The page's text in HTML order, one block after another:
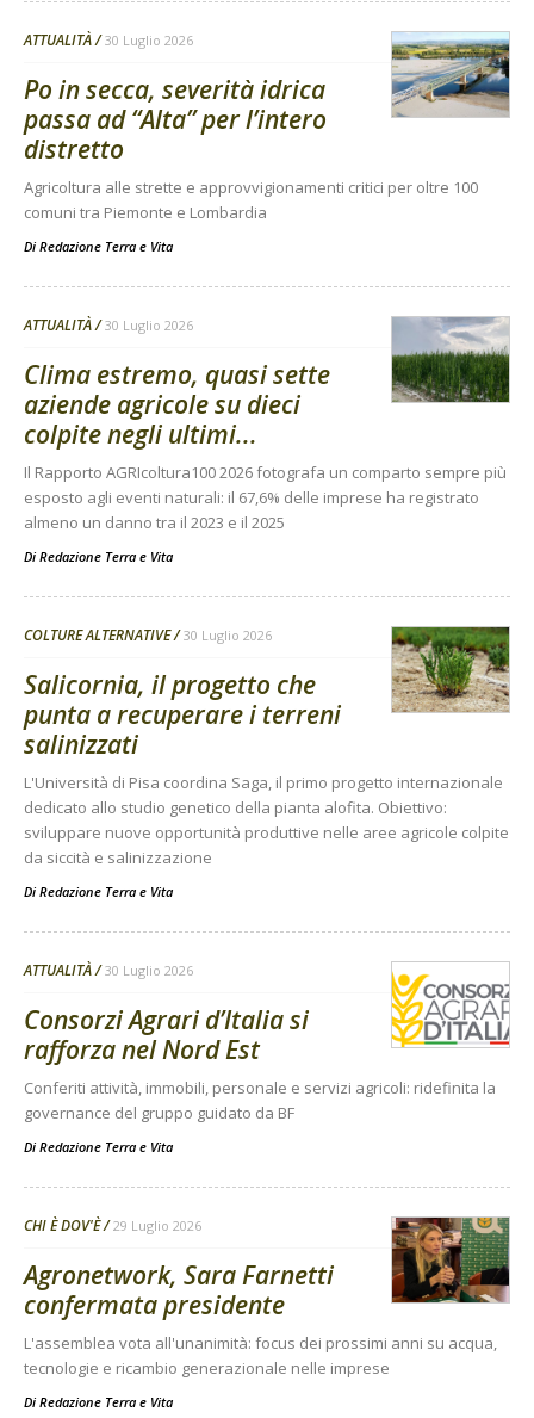
ATTUALITÀ 30 Luglio 2026
Po in secca, severità idrica
passa ad “Alta” per l’intero
distretto
Agricoltura alle strette e approvvigionamenti critici per oltre 100
comuni tra Piemonte e Lombardia
Di Redazione Terra e Vita
ATTUALITÀ 30 Luglio 2026
Clima estremo, quasi sette
aziende agricole su dieci
colpite negli ultimi...
Il Rapporto AGRIcoltura100 2026 fotografa un comparto sempre più
esposto agli eventi naturali: il 67,6% delle imprese ha registrato
almeno un danno tra il 2023 e il 2025
Di Redazione Terra e Vita
COLTURE ALTERNATIVE 30 Luglio 2026
Salicornia, il progetto che
punta a recuperare i terreni
salinizzati
L'Università di Pisa coordina Saga, il primo progetto internazionale
dedicato allo studio genetico della pianta alofita. Obiettivo:
sviluppare nuove opportunità produttive nelle aree agricole colpite
da siccità e salinizzazione
Di Redazione Terra e Vita
ATTUALITÀ 30 Luglio 2026
Consorzi Agrari d’Italia si
rafforza nel Nord Est
Conferiti attività, immobili, personale e servizi agricoli: ridefinita la
governance del gruppo guidato da BF
Di Redazione Terra e Vita
CHI È DOV'È 29 Luglio 2026
Agronetwork, Sara Farnetti
confermata presidente
L'assemblea vota all'unanimità: focus dei prossimi anni su acqua,
tecnologie e ricambio generazionale nelle imprese
Di Redazione Terra e Vita